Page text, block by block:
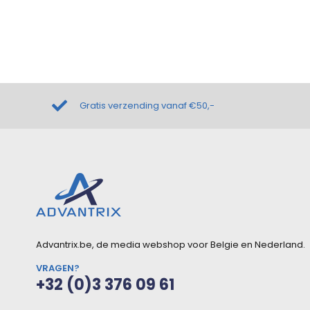
Gratis verzending vanaf €50,-
Advantrix.be, de media webshop voor Belgie en Nederland.
VRAGEN?
+32 (0)3 376 09 61